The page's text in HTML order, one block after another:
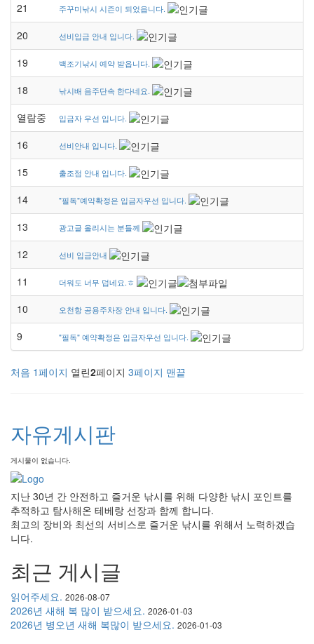
21 주꾸미낚시 시즌이 되었읍니다.
20 선비입금 안내 입니다.
19 백조기낚시 예약 받읍니다.
18 낚시배 음주단속 한다네요.
열람중 입금자 우선 입니다.
16 선비안내 입니다.
15 출조점 안내 입니다.
14 "필독"예약확정은 입금자우선 입니다.
13 광고글 올리시는 분들께
12 선비 입금안내
11 더워도 너무 덥네요.ㅎ
10 오천항 공용주차장 안내 입니다.
9 "필독" 예약확정은 입금자우선 입니다.
처음 1페이지 열린2페이지 3페이지 맨끝
자유게시판
게시물이 없습니다.
지난 30년 간 안전하고 즐거운 낚시를 위해 다양한 낚시 포인트를
추적하고 탐사해온 테베랑 선장과 함께 합니다.
최고의 장비와 최선의 서비스로 즐거운 낚시를 위해서 노력하겠습
니다.
최근 게시글
읽어주세요. 2026-08-07
2026년 새해 복 많이 받으세요. 2026-01-03
2026년 병오년 새해 복많이 받으세요. 2026-01-03